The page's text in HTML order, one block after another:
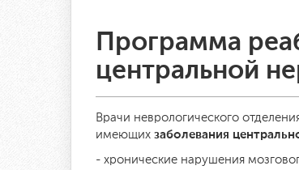
Программа
центральной
Врачи неврологического
имеющих заболевания
- хронические нарушения